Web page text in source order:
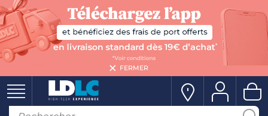
FERMER